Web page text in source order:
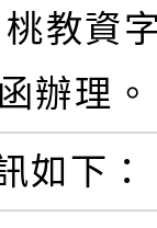
教資
辦理。
如下：